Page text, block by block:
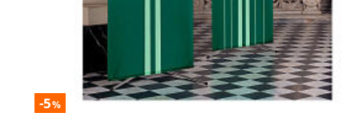
-5%